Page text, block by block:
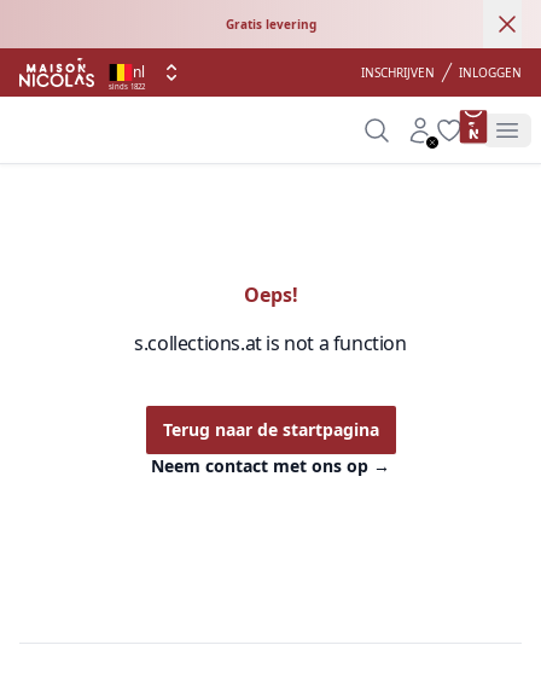
Gratis levering
sinds 1822
nl INSCHRIJVEN INLOGGEN
SearchAccount
Wishlist
Oeps!
s.collections.at is not a function
Terug naar de startpagina
Neem contact met ons op →